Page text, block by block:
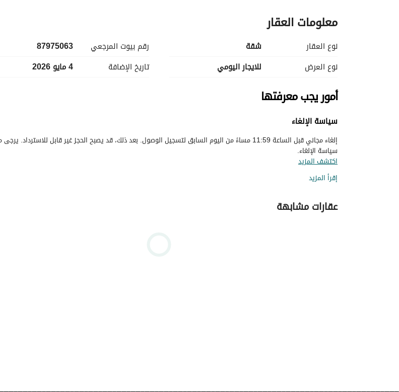
معلومات العقار
نوع العقار
شقة
نوع العرض
للايجار اليومي
رقم بيوت المرجعي
87975063
تاريخ الإضافة
4 مايو 2026
أمور يجب معرفتها
سياسة الإلغاء
إلغاء مجاني قبل الساعة 11:59 مساءً من اليوم السابق لتسجيل الوصول. بعد ذلك، قد يصبح الحجز غير قابل للاسترداد.
سياسة الإلغاء.
اكتشف المزيد
إقرأ المزيد
عقارات مشابهة